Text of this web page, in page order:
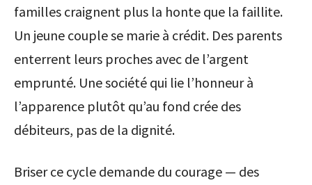
familles craignent plus la honte que la faillite.
Un jeune couple se marie à crédit. Des parents
enterrent leurs proches avec de l’argent
emprunté. Une société qui lie l’honneur à
l’apparence plutôt qu’au fond crée des
débiteurs, pas de la dignité.
Briser ce cycle demande du courage — des